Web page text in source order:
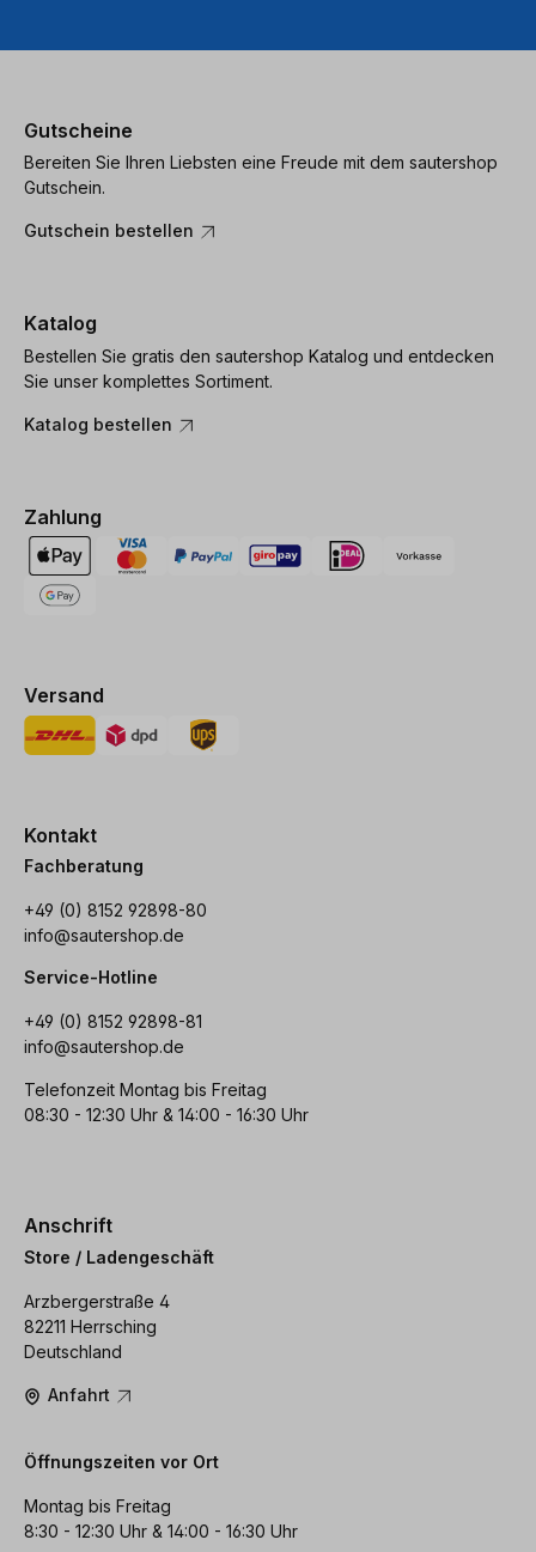
Gutscheine
Bereiten Sie Ihren Liebsten eine Freude mit dem sautershop
Gutschein.
Gutschein bestellen
Katalog
Bestellen Sie gratis den sautershop Katalog und entdecken
Sie unser komplettes Sortiment.
Katalog bestellen
Zahlung
Versand
Kontakt
Fachberatung
+49 (0) 8152 92898-80
info@sautershop.de
Service-Hotline
+49 (0) 8152 92898-81
info@sautershop.de
Telefonzeit Montag bis Freitag
08:30 - 12:30 Uhr & 14:00 - 16:30 Uhr
Anschrift
Store / Ladengeschäft
Arzbergerstraße 4
82211 Herrsching
Deutschland
Anfahrt
Öffnungszeiten vor Ort
Montag bis Freitag
8:30 - 12:30 Uhr & 14:00 - 16:30 Uhr